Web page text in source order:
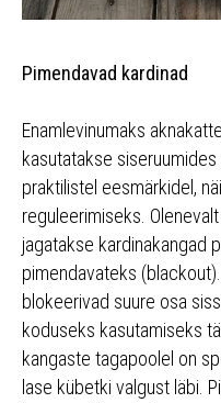
Pimendavad kardinad
Enamlevinumaks
kasutatakse
praktilistel eesmärkidel,
reguleerimiseks.
jagatakse kardinakangad
pimendavateks
blokeerivad suure osa
koduseks kasutamiseks
kangaste tagapoolel on
lase kübetki valgust läbi.